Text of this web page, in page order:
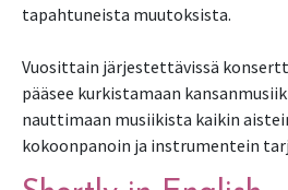
tapahtuneista muutoksista.
Vuosittain järjestettävissä
pääsee kurkistamaan
nauttimaan musiikista kaikin
kokoonpanoin ja instrumentein